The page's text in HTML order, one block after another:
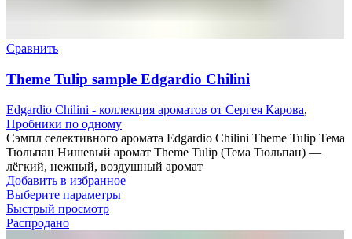
Сравнить
Theme Tulip sample Edgardio Chilini
Edgardio Chilini - коллекция ароматов от Сергея Карова,
Пробники по одному
Сэмпл селективного аромата Edgardio Chilini Theme Tulip Тема
Тюльпан Нишевый аромат Theme Tulip (Тема Тюльпан) —
лёгкий, нежный, воздушный аромат
Добавить в избранное
Выберите параметры
Быстрый просмотр
Распродано